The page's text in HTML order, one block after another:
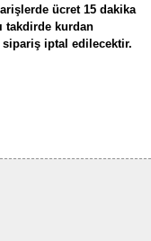
ücret 15 dakika
takdirde kurdan
iptal edilecektir.